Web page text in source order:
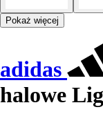
Pokaż więcej
adidas
halowe